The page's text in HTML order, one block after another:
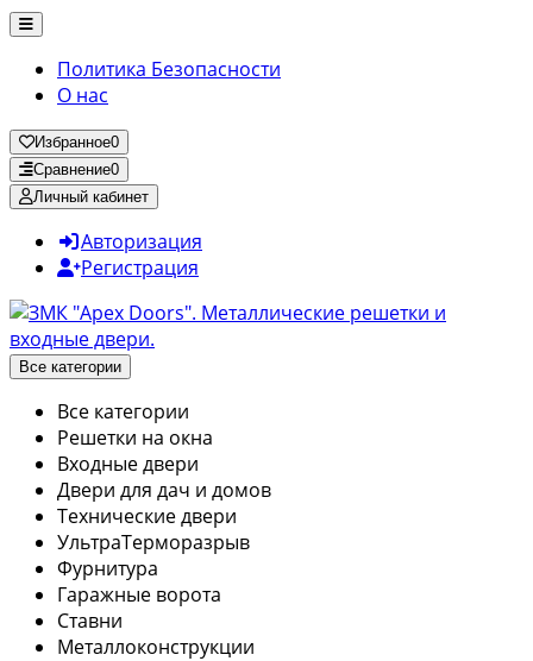
Политика Безопасности
О нас
Избранное0
Сравнение0
Личный кабинет
Авторизация
Регистрация
Все категории
Все категории
Решетки на окна
Входные двери
Двери для дач и домов
Технические двери
УльтраТерморазрыв
Фурнитура
Гаражные ворота
Ставни
Металлоконструкции